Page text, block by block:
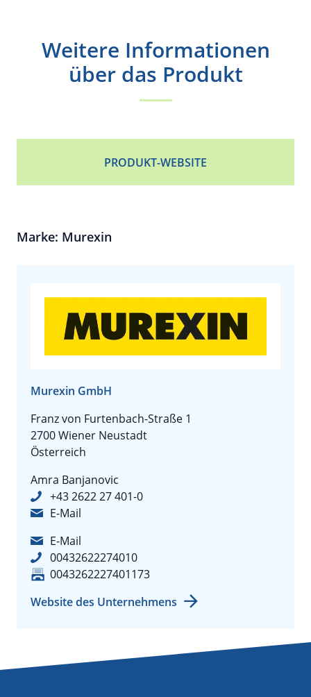
Weitere Informationen
über das Produkt
PRODUKT-WEBSITE
Marke: Murexin
Murexin GmbH
Franz von Furtenbach-Straße 1
2700 Wiener Neustadt
Österreich
Amra Banjanovic
+43 2622 27 401-0
E-Mail
E-Mail
00432622274010
0043262227401173
Website des Unternehmens